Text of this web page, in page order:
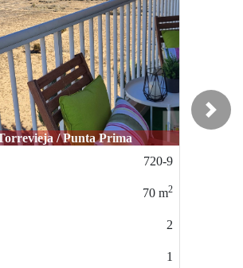
/ Punta Prima
720-9
2
Torrevieja / Punta Prima
Next